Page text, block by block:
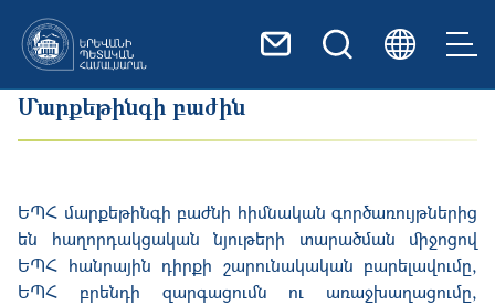
Մարքեթինգի բաժին
ԵՊՀ մարքեթինգի բաժնի հիմնական գործառույթներից
են հաղորդակցական նյութերի տարածման միջոցով
ԵՊՀ հանրային դիրքի շարունակական բարելավումը,
ԵՊՀ բրենդի զարգացումն ու առաջխաղացումը,